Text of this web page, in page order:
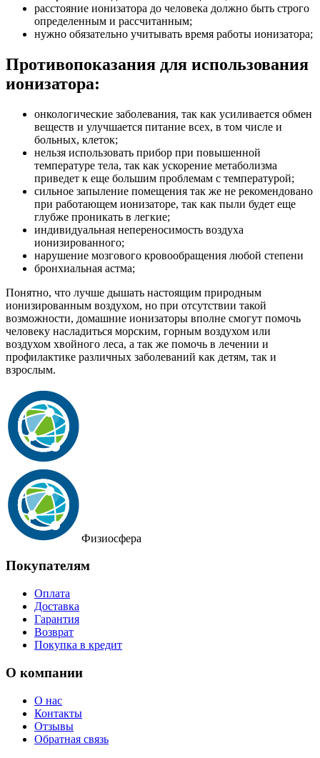
расстояние ионизатора до человека должно быть строго
определенным и рассчитанным;
нужно обязательно учитывать время работы ионизатора;
Противопоказания для использования
ионизатора:
онкологические заболевания, так как усиливается обмен
веществ и улучшается питание всех, в том числе и
больных, клеток;
нельзя использовать прибор при повышенной
температуре тела, так как ускорение метаболизма
приведет к еще большим проблемам с температурой;
сильное запыление помещения так же не рекомендовано
при работающем ионизаторе, так как пыли будет еще
глубже проникать в легкие;
индивидуальная непереносимость воздуха
ионизированного;
нарушение мозгового кровообращения любой степени
бронхиальная астма;
Понятно, что лучше дышать настоящим природным
ионизированным воздухом, но при отсутствии такой
возможности, домашние ионизаторы вполне смогут помочь
человеку насладиться морским, горным воздухом или
воздухом хвойного леса, а так же помочь в лечении и
профилактике различных заболеваний как детям, так и
взрослым.
Физиосфера
Покупателям
Оплата
Доставка
Гарантия
Возврат
Покупка в кредит
О компании
О нас
Контакты
Отзывы
Обратная связь